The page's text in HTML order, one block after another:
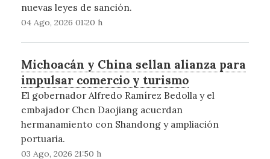
nuevas leyes de sanción.
04 Ago, 2026 01:20 h
Michoacán y China sellan alianza para
impulsar comercio y turismo
El gobernador Alfredo Ramírez Bedolla y el
embajador Chen Daojiang acuerdan
hermanamiento con Shandong y ampliación
portuaria.
03 Ago, 2026 21:50 h